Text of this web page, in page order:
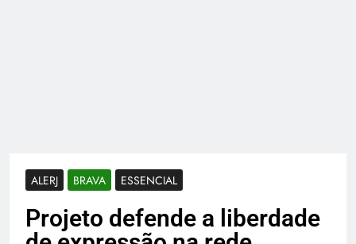
ALERJ BRAVA ESSENCIAL
Projeto defende a liberdade